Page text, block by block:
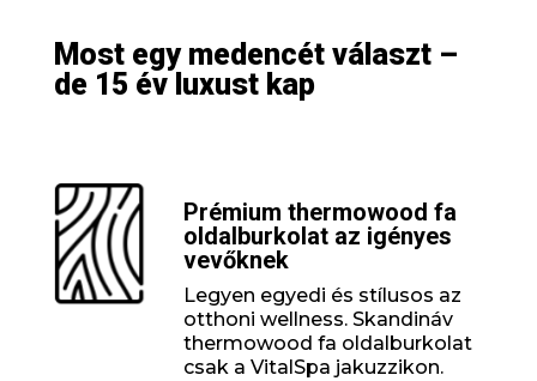
Most egy medencét választ –
de 15 év luxust kap
Prémium thermowood fa
oldalburkolat az igényes
vevőknek
Legyen egyedi és stílusos az
otthoni wellness. Skandináv
thermowood fa oldalburkolat
csak a VitalSpa jakuzzikon.